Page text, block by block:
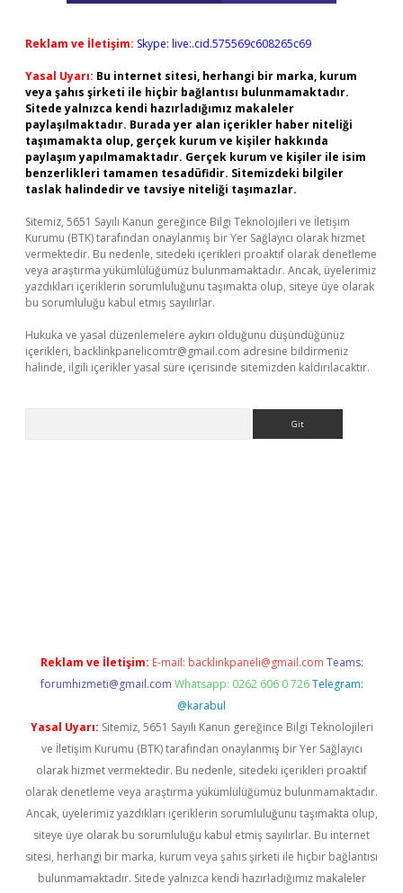
Reklam ve İletişim: Skype: live:.cid.575569c608265c69
Yasal Uyarı: Bu internet sitesi, herhangi bir marka, kurum
veya şahıs şirketi ile hiçbir bağlantısı bulunmamaktadır.
Sitede yalnızca kendi hazırladığımız makaleler
paylaşılmaktadır. Burada yer alan içerikler haber niteliği
taşımamakta olup, gerçek kurum ve kişiler hakkında
paylaşım yapılmamaktadır. Gerçek kurum ve kişiler ile isim
benzerlikleri tamamen tesadüfidir. Sitemizdeki bilgiler
taslak halindedir ve tavsiye niteliği taşımazlar.
Sitemiz, 5651 Sayılı Kanun gereğince Bilgi Teknolojileri ve İletişim
Kurumu (BTK) tarafından onaylanmış bir Yer Sağlayıcı olarak hizmet
vermektedir. Bu nedenle, sitedeki içerikleri proaktif olarak denetleme
veya araştırma yükümlülüğümüz bulunmamaktadır. Ancak, üyelerimiz
yazdıkları içeriklerin sorumluluğunu taşımakta olup, siteye üye olarak
bu sorumluluğu kabul etmiş sayılırlar.
Hukuka ve yasal düzenlemelere aykırı olduğunu düşündüğünüz
içerikleri, backlinkpanelicomtr@gmail.com adresine bildirmeniz
halinde, ilgili içerikler yasal süre içerisinde sitemizden kaldırılacaktır.
Reklam ve İletişim: E-mail: backlinkpaneli@gmail.com Teams:
forumhizmeti@gmail.com Whatsapp: 0262 606 0 726 Telegram:
@karabul
Yasal Uyarı: Sitemiz, 5651 Sayılı Kanun gereğince Bilgi Teknolojileri
ve İletişim Kurumu (BTK) tarafından onaylanmış bir Yer Sağlayıcı
olarak hizmet vermektedir. Bu nedenle, sitedeki içerikleri proaktif
olarak denetleme veya araştırma yükümlülüğümüz bulunmamaktadır.
Ancak, üyelerimiz yazdıkları içeriklerin sorumluluğunu taşımakta olup,
siteye üye olarak bu sorumluluğu kabul etmiş sayılırlar. Bu internet
sitesi, herhangi bir marka, kurum veya şahıs şirketi ile hiçbir bağlantısı
bulunmamaktadır. Sitede yalnızca kendi hazırladığımız makaleler